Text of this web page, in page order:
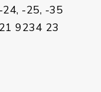
-25, -35
9234 23